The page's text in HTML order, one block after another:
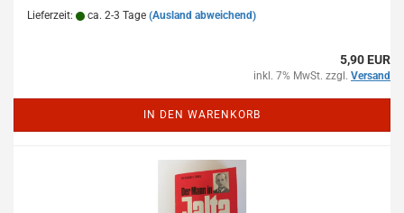
Lieferzeit: ca. 2-3 Tage (Ausland abweichend)
5,90 EUR
inkl. 7% MwSt. zzgl. Versand
IN DEN WARENKORB